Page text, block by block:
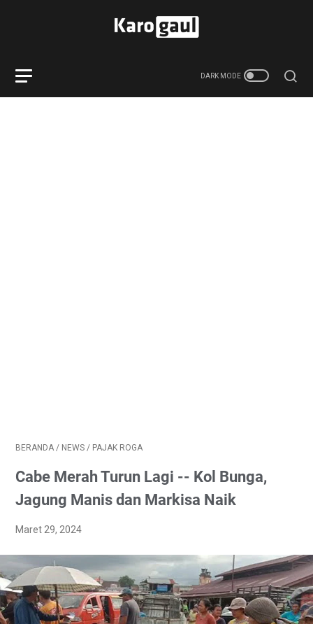
BERANDA / NEWS / PAJAK ROGA
Cabe Merah Turun Lagi -- Kol Bunga,
Jagung Manis dan Markisa Naik
Maret 29, 2024